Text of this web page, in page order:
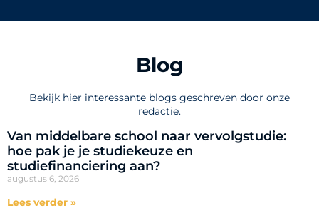
Blog
Bekijk hier interessante blogs geschreven door onze
redactie.
Van middelbare school naar vervolgstudie:
hoe pak je je studiekeuze en
studiefinanciering aan?
augustus 6, 2026
Lees verder »